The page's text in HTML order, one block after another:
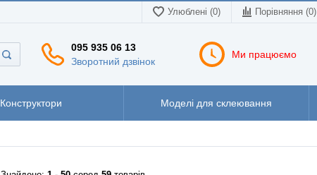
Улюблені (0) Порівняння (0)
095 935 06 13
Зворотний дзвінок
Ми працюємо
Конструктори Моделі для склеювання